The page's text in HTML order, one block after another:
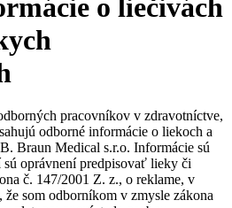
a kontrola infekcií
o rany
rán
príležitosti ​v B. Braun. Vyhľadajte náš
pozície na Slovensku.​
formulár
o liečivách
pracovníkov v zdravotníctve,
odborné informácie o liekoch a
Braun Medical s.r.o. Informácie sú
oprávnení predpisovať lieky či
č. 147/2001 Z. z., o reklame, v
som odborníkom v zmysle zákona